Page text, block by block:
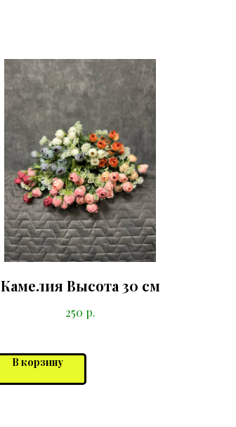
Камелия Высота 30 см
250 р.
В корзину